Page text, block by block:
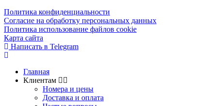
Политика конфиденциальности
Согласие на обработку персональных данных
Политика использование файлов cookie
Карта сайта
Написать в Telegram
Главная
Клиентам
Номера и цены
Доставка и оплата